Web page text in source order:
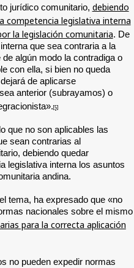
jurídico comunitario, debiendo
competencia legislativa interna
la legislación comunitaria. De
que sea contraria a la
algún modo la contradiga o
con ella, si bien no queda
de aplicarse
anterior (subrayamos) o
[5]
que no son aplicables las
sean contrarias al
debiendo quedar
legislativa interna los asuntos
andina.
tema, ha expresado que «no
nacionales sobre el mismo
para la correcta aplicación
no pueden expedir normas